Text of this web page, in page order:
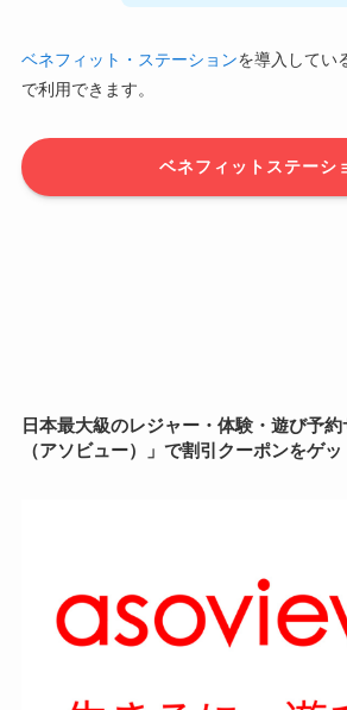
ベネフィット・ステーションを導入してい
で利用できます。
ベネフィットステーシ
日本最大級のレジャー・体験・遊び予
（アソビュー）」で割引クーポンをゲッ